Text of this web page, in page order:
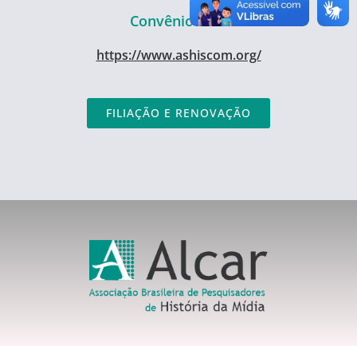
Convênio AHC
https://www.ashiscom.org/
FILIAÇÃO E RENOVAÇÃO